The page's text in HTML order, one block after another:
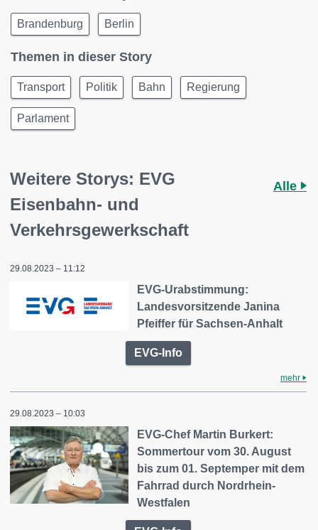
Brandenburg Berlin
Themen in dieser Story
Transport Politik Bahn Regierung
Parlament
Weitere Storys: EVG
Eisenbahn- und
Verkehrsgewerkschaft
Alle
29.08.2023 – 11:12
EVG-Urabstimmung:
Landesvorsitzende Janina
Pfeiffer für Sachsen-Anhalt
EVG-Info
mehr
29.08.2023 – 10:03
EVG-Chef Martin Burkert:
Sommertour vom 30. August
bis zum 01. Septemper mit dem
Fahrrad durch Nordrhein-
Westfalen